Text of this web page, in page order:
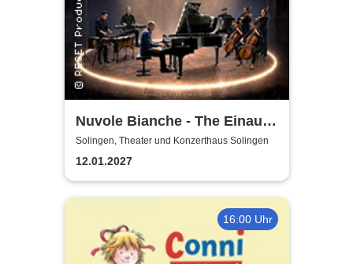
Nuvole Bianche - The Einaudi
Experience - Original Tribute
from Italy
Solingen, Theater und Konzerthaus Solingen
12.01.2027
16:00 Uhr